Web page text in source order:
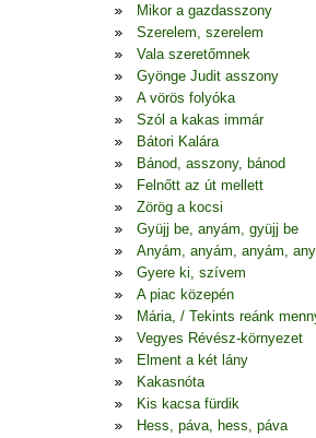
Mikor a gazdasszony
Szerelem, szerelem
Vala szeretőmnek
Gyönge Judit asszony
A vörös folyóka
Szól a kakas immár
Bátori Kalára
Bánod, asszony, bánod
Felnőtt az út mellett
Zörög a kocsi
Gyüjj be, anyám, gyüjj be
Anyám, anyám, anyám,
Gyere ki, szívem
A piac közepén
Mária, / Tekints reánk
Vegyes Révész-környezet
Elment a két lány
Kakasnóta
Kis kacsa fürdik
Hess, páva, hess, páva